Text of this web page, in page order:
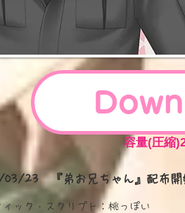
容量(圧縮
03/23 『弟お兄ちゃん』配布開
ィック・スクリプト：桃っぽい